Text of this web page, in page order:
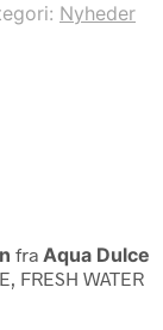
Nyheder
fra Aqua Dulce
FRESH WATER